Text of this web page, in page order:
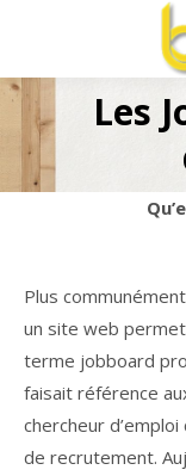
Les
Plus
un site web
terme jobboard
faisait référence
chercheur
de recrutement.